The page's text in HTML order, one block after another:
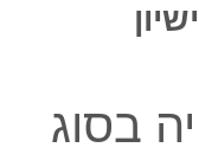
בסוג